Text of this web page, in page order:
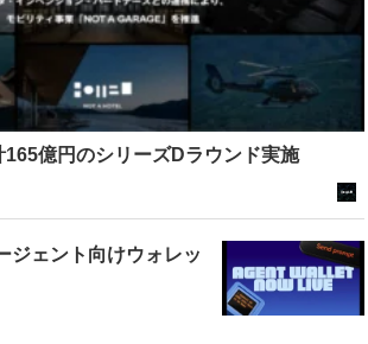
165億円のシリーズDラウンド実施
ジェント向けウォレッ